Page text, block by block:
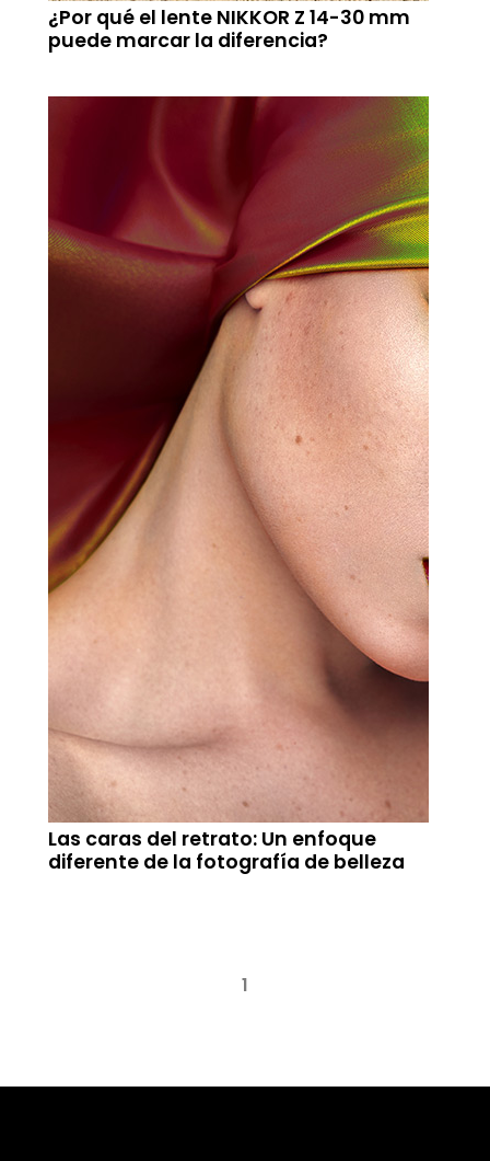
¿Por qué el lente NIKKOR Z 14-30 mm
puede marcar la diferencia?
Las caras del retrato: Un enfoque
diferente de la fotografía de belleza
1